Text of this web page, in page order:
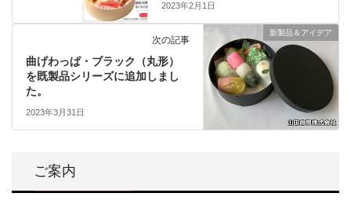
2023年2月1日
新製品＆アイデア
次の記事
曲げわっぱ・ブラック（丸形）
を既製品シリーズに追加しまし
た。
2023年3月31日
ご案内